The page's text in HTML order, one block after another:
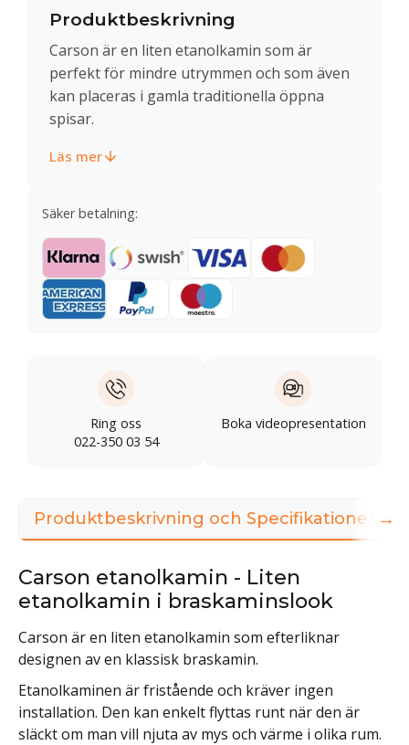
Produktbeskrivning
Carson är en liten etanolkamin som är
perfekt för mindre utrymmen och som även
kan placeras i gamla traditionella öppna
spisar.
Läs mer
Säker betalning:
Ring oss
022-350 03 54
Boka videopresentation
Produktbeskrivning och Specifikationer
Carson etanolkamin - Liten
etanolkamin i braskaminslook
Carson är en liten etanolkamin som efterliknar
designen av en klassisk braskamin.
Etanolkaminen är fristående och kräver ingen
installation. Den kan enkelt flyttas runt när den är
släckt om man vill njuta av mys och värme i olika rum.
→